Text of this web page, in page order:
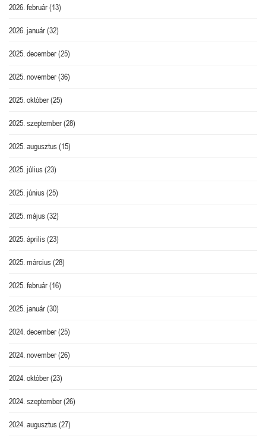
2026. február(13)
2026. január(32)
2025. december(25)
2025. november(36)
2025. október(25)
2025. szeptember(28)
2025. augusztus(15)
2025. július(23)
2025. június(25)
2025. május(32)
2025. április(23)
2025. március(28)
2025. február(16)
2025. január(30)
2024. december(25)
2024. november(26)
2024. október(23)
2024. szeptember(26)
2024. augusztus(27)